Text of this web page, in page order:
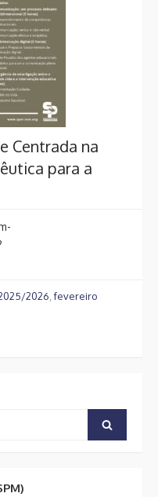
Centrada na
para a
2026 ,fevereiro
Search